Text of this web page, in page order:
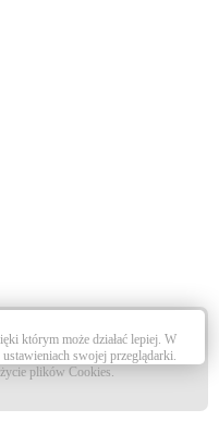
którym może działać lepiej. W
swojej przeglądarki.
plików Cookies.